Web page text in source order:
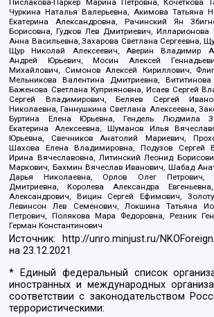
Пислакова-Паркер Марина Петровна, Кочеткова
Чуркина Наталья Валерьевна, Акимова Татьяна
Екатерина Александровна, Рачинский Ян
Борисовна, Гудков Лев Дмитриевич,
Анна Васильевна, Захарова Светлана Сергеевна,
Щур Николай Алексеевич, Аверин Владимир
Андрей Юрьевич, Мосин Алексей
Михайлович, Симонов Алексей Кириллович,
Мельникова Валентина Дмитриевна,
Баженова Светлана Куприяновна, Исаев Сергей
Сергей Владимирович, Беляев Сергей
Николаевна, Ганнушкина Светлана Алексеевна,
Буртина Елена Юрьевна, Гендель Людмила
Екатерина Алексеевна, Шуманов Илья
Юрьевна, Свечников Анатолий Мариевич,
Шахова Елена Владимировна, Подузов Сергей
Ирина Вячеславовна, Литинский Леонид
Маркович, Бахмин Вячеслав Иванович, Шабад
Дарья Николаевна, Орлов Олег Петрович,
Дмитриевна, Королева Александра
Александрович, Вицин Сергей Ефимович,
Левинсон Лев Семенович, Локшина Татьяна
Петрович, Полякова Мара Федоровна, Резник
Герман Константинович
Источник: http://unro.minjust.ru/
на23.12.2021
* Единый федеральный список
иностранных и международных
соответствии с законодательством
террористическими: